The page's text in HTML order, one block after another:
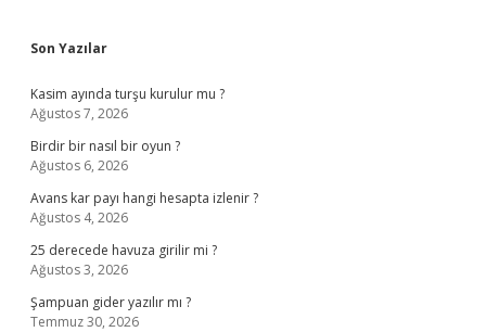
Son Yazılar
Kasim ayında turşu kurulur mu ?
Ağustos 7, 2026
Birdir bir nasıl bir oyun ?
Ağustos 6, 2026
Avans kar payı hangi hesapta izlenir ?
Ağustos 4, 2026
25 derecede havuza girilir mi ?
Ağustos 3, 2026
Şampuan gider yazılır mı ?
Temmuz 30, 2026